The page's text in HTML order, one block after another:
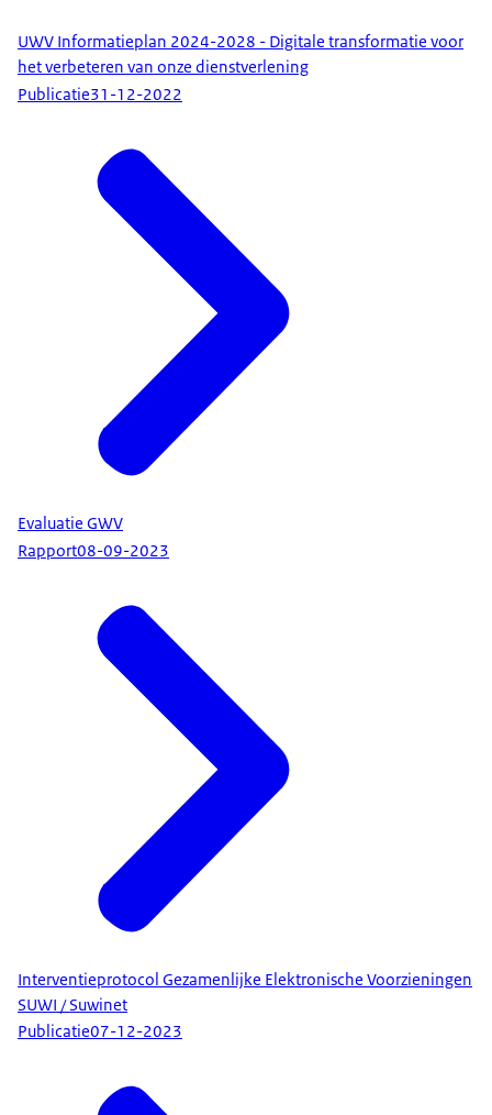
UWV Informatieplan 2024-2028 - Digitale transformatie voor
het verbeteren van onze dienstverlening
Publicatie31-12-2022
Evaluatie GWV
Rapport08-09-2023
Interventieprotocol Gezamenlijke Elektronische Voorzieningen
SUWI / Suwinet
Publicatie07-12-2023